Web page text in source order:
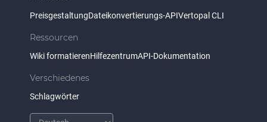
PreisgestaltungDateikonvertierungs-APIVertopal CLI
Ressourcen
Wiki formatierenHilfezentrumAPI-Dokumentation
Verschiedenes
Schlagwörter